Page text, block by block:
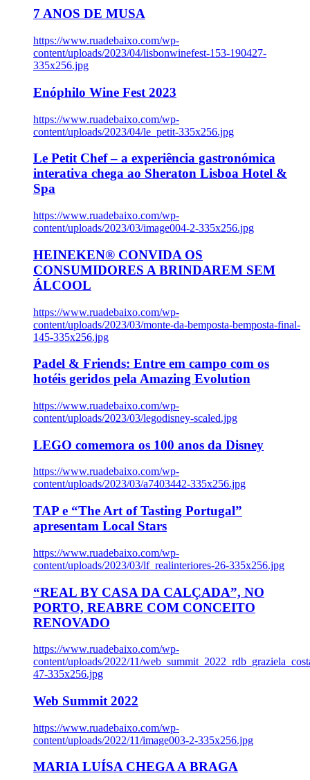
7 ANOS DE MUSA
https://www.ruadebaixo.com/wp-
content/uploads/2023/04/lisbonwinefest-153-190427-
335x256.jpg
Enóphilo Wine Fest 2023
https://www.ruadebaixo.com/wp-
content/uploads/2023/04/le_petit-335x256.jpg
Le Petit Chef – a experiência gastronómica
interativa chega ao Sheraton Lisboa Hotel &
Spa
https://www.ruadebaixo.com/wp-
content/uploads/2023/03/image004-2-335x256.jpg
HEINEKEN® CONVIDA OS
CONSUMIDORES A BRINDAREM SEM
ÁLCOOL
https://www.ruadebaixo.com/wp-
content/uploads/2023/03/monte-da-bemposta-bemposta-final-
145-335x256.jpg
Padel & Friends: Entre em campo com os
hotéis geridos pela Amazing Evolution
https://www.ruadebaixo.com/wp-
content/uploads/2023/03/legodisney-scaled.jpg
LEGO comemora os 100 anos da Disney
https://www.ruadebaixo.com/wp-
content/uploads/2023/03/a7403442-335x256.jpg
TAP e “The Art of Tasting Portugal”
apresentam Local Stars
https://www.ruadebaixo.com/wp-
content/uploads/2023/03/lf_realinteriores-26-335x256.jpg
“REAL BY CASA DA CALÇADA”, NO
PORTO, REABRE COM CONCEITO
RENOVADO
https://www.ruadebaixo.com/wp-
content/uploads/2022/11/
47-335x256.jpg
Web Summit 2022
https://www.ruadebaixo.com/wp-
content/uploads/2022/11/image003-2-335x256.jpg
MARIA LUÍSA CHEGA A BRAGA